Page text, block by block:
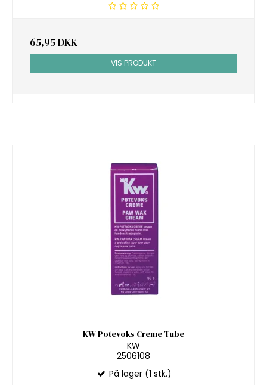
65,95 DKK
VIS PRODUKT
KW Potevoks Creme Tube
KW
2506108
På lager (1 stk.)